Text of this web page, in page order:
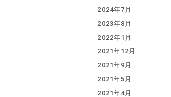
2024年7月
2023年8月
2022年1月
2021年12月
2021年9月
2021年5月
2021年4月